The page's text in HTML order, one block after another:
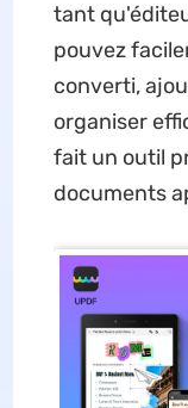
tant
pouvez
converti,
organiser
fait un outil
documents